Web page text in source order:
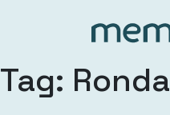
Tag: Ronda